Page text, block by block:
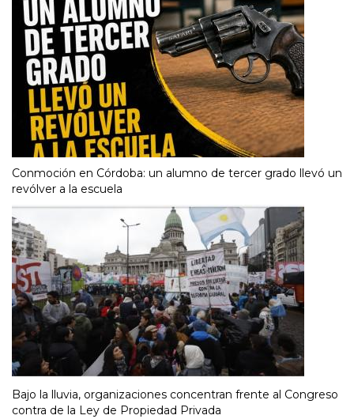
Conmoción en Córdoba: un alumno de tercer grado llevó un
revólver a la escuela
Bajo la lluvia, organizaciones concentran frente al Congreso
contra de la Ley de Propiedad Privada